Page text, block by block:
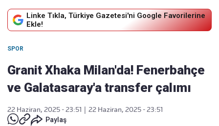
Linke Tıkla, Türkiye Gazetesi'ni Google Favorilerine
Ekle!
SPOR
Granit Xhaka Milan'da! Fenerbahçe
ve Galatasaray'a transfer çalımı
22 Haziran, 2025 - 23:51
22 Haziran, 2025 - 23:51
Paylaş